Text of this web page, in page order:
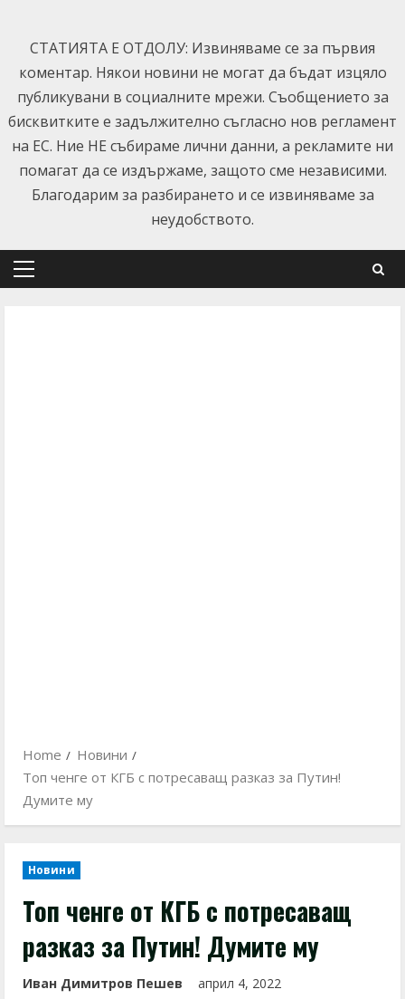
content
СТАТИЯТА Е ОТДОЛУ: Извиняваме се за първия
коментар. Някои новини не могат да бъдат изцяло
публикувани в социалните мрежи. Съобщението за
бисквитките е задължително съгласно нов регламент
на ЕС. Ние НЕ събираме лични данни, а рекламите ни
помагат да се издържаме, защото сме независими.
Благодарим за разбирането и се извиняваме за
неудобството.
Primary
Home
Новини
Топ ченге от КГБ с потресаващ разказ за Путин!
Думите му
Новини
Топ ченге от КГБ с потресаващ
разказ за Путин! Думите му
Иван Димитров Пешев април 4, 2022